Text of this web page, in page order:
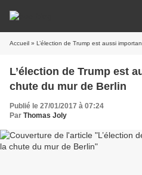
Accueil » L’élection de Trump est aussi
L’élection de Trump est
chute du mur de Berlin
Publié le 27/01/2017 à 07:24
Par Thomas Joly